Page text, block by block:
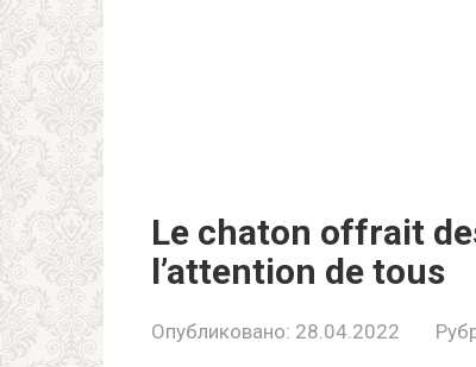
Le chaton offrait
l’attention de tous
Опубликовано: 28.04.2022